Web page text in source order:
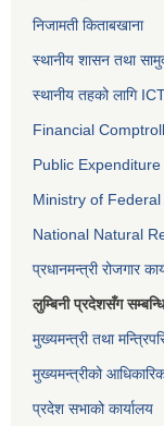
निजामती किताबखाना
स्थानीय शासन तथा
स्थानीय तहको लागि
Financial
Public
Ministry of
National Natural
प्रधानमन्त्री रोजगार
लुम्बिनी प्रदेशसँग
मुख्यमन्त्री तथा
मुख्यमन्त्रीको
प्रदेश सभाको कार्यालय